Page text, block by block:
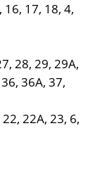
17, 18, 4,
28, 29, 29А,
36А, 37,
22А, 23, 6,